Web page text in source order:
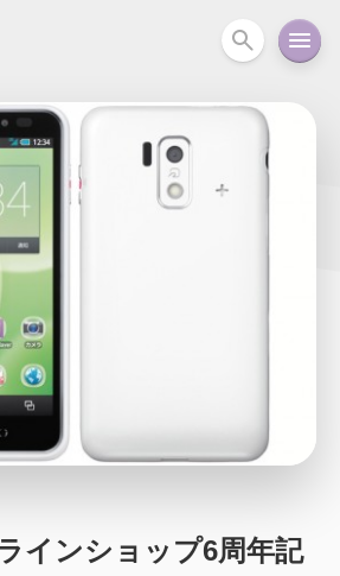
PC関連 カメラ
ホーム
オーディオ
インショップ6周年記